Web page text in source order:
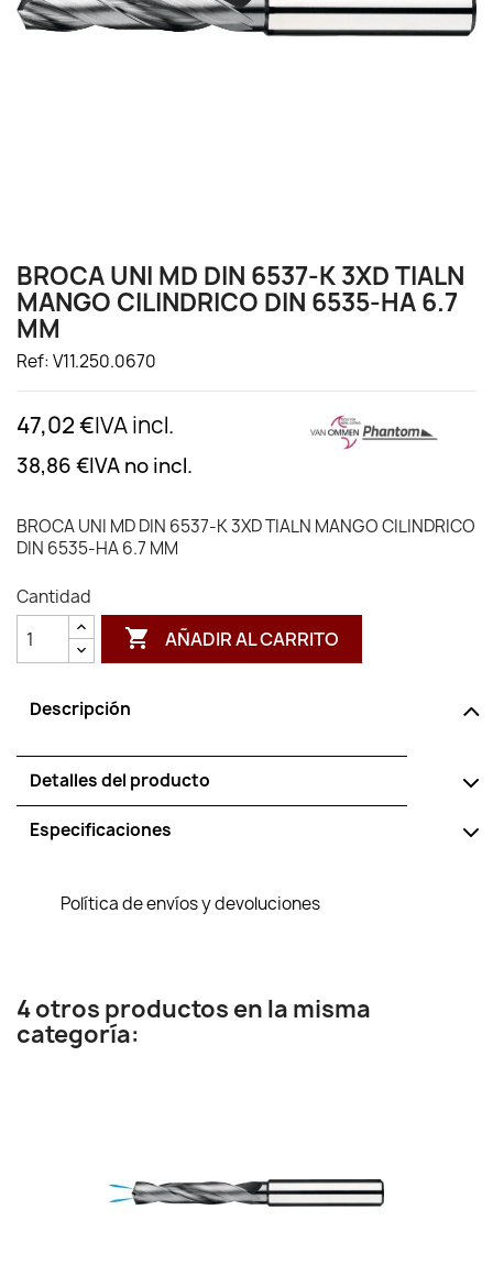
BROCA UNI MD DIN 6537-K 3XD TIALN
MANGO CILINDRICO DIN 6535-HA 6.7
MM
Ref: V11.250.0670
47,02 €IVA incl.
38,86 €IVA no incl.
BROCA UNI MD DIN 6537-K 3XD TIALN MANGO CILINDRICO
DIN 6535-HA 6.7 MM
Cantidad
 AÑADIR AL CARRITO
Descripción
Detalles del producto
Especificaciones
Política de envíos y devoluciones
4 otros productos en la misma
categoría: